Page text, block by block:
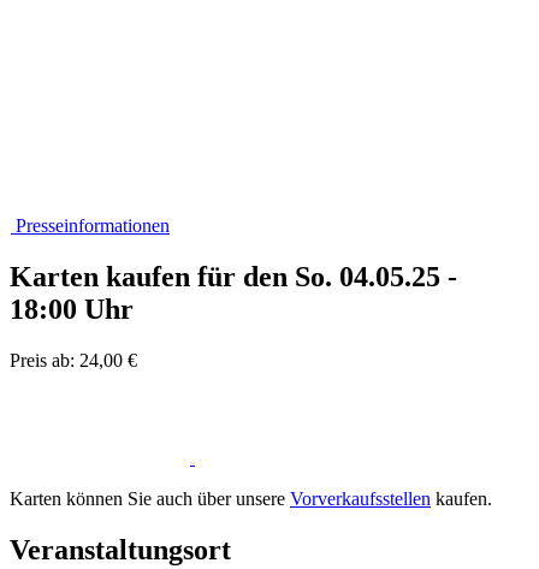
Presseinformationen
Karten kaufen für den So. 04.05.25 -
18:00 Uhr
Preis ab: 24,00 €
Karten können Sie auch über unsere Vorverkaufsstellen kaufen.
Veranstaltungsort